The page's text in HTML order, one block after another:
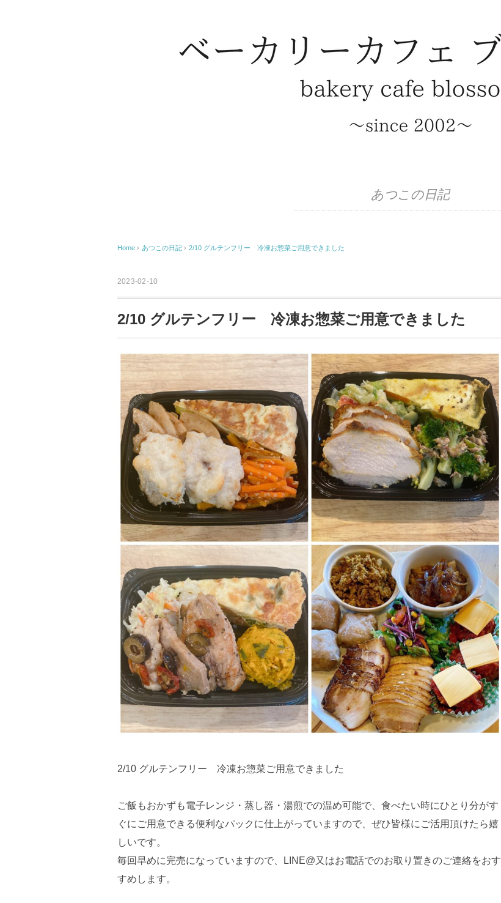
あつこの日記
Home › あつこの日記 › 2/10 グルテンフリー 冷凍お惣菜ご用意できました
2023-02-10
2/10 グルテンフリー 冷凍お惣菜ご用意できました
2/10 グルテンフリー 冷凍お惣菜ご用意できました
ご飯もおかずも電子レンジ・蒸し器・湯煎での温め可能で、食べたい時にひとり分がす
ぐにご用意できる便利なパックに仕上がっていますので、ぜひ皆様にご活用頂けたら嬉
しいです。
毎回早めに完売になっていますので、LINE@又はお電話でのお取り置きのご連絡をおす
すめします。